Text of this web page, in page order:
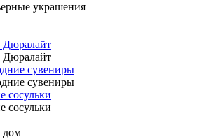
украшения
сувениры
сувениры
сосульки
сосульки